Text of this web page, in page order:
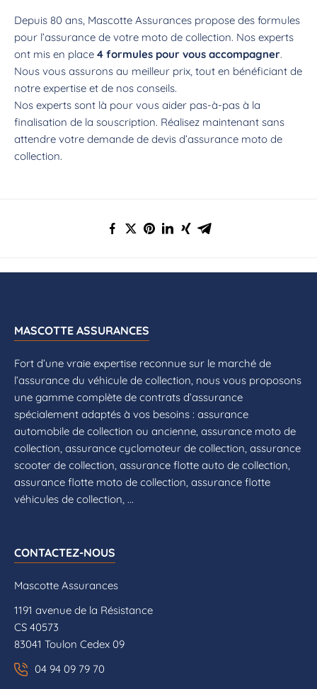
Depuis 80 ans, Mascotte Assurances propose des formules
pour l’assurance de votre moto de collection. Nos experts
ont mis en place 4 formules pour vous accompagner.
Nous vous assurons au meilleur prix, tout en bénéficiant de
notre expertise et de nos conseils.
Nos experts sont là pour vous aider pas-à-pas à la
finalisation de la souscription. Réalisez maintenant sans
attendre votre demande de devis d’assurance moto de
collection.
MASCOTTE ASSURANCES
Fort d’une vraie expertise reconnue sur le marché de
l’assurance du véhicule de collection, nous vous proposons
une gamme complète de contrats d’assurance
spécialement adaptés à vos besoins : assurance
automobile de collection ou ancienne, assurance moto de
collection, assurance cyclomoteur de collection, assurance
scooter de collection, assurance flotte auto de collection,
assurance flotte moto de collection, assurance flotte
véhicules de collection, ...
CONTACTEZ-NOUS
Mascotte Assurances
1191 avenue de la Résistance
CS 40573
83041 Toulon Cedex 09
04 94 09 79 70